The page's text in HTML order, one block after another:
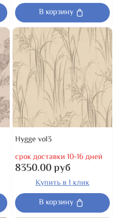
В корзину
Hygge vol3
срок доставки 10-16 дней
8350.00 руб
Купить в 1 клик
В корзину